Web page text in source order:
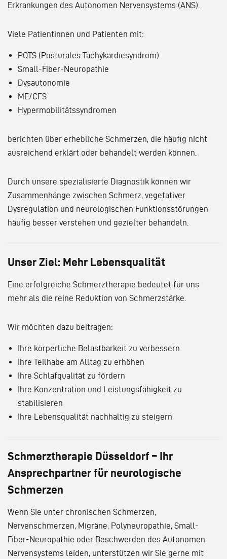
Erkrankungen des Autonomen Nervensystems (ANS).
Viele Patientinnen und Patienten mit:
POTS (Posturales Tachykardiesyndrom)
Small-Fiber-Neuropathie
Dysautonomie
ME/CFS
Hypermobilitätssyndromen
berichten über erhebliche Schmerzen, die häufig nicht
ausreichend erklärt oder behandelt werden können.
Durch unsere spezialisierte Diagnostik können wir
Zusammenhänge zwischen Schmerz, vegetativer
Dysregulation und neurologischen Funktionsstörungen
häufig besser verstehen und gezielter behandeln.
Unser Ziel: Mehr Lebensqualität
Eine erfolgreiche Schmerztherapie bedeutet für uns
mehr als die reine Reduktion von Schmerzstärke.
Wir möchten dazu beitragen:
Ihre körperliche Belastbarkeit zu verbessern
Ihre Teilhabe am Alltag zu erhöhen
Ihre Schlafqualität zu fördern
Ihre Konzentration und Leistungsfähigkeit zu
stabilisieren
Ihre Lebensqualität nachhaltig zu steigern
Schmerztherapie Düsseldorf – Ihr
Ansprechpartner für neurologische
Schmerzen
Wenn Sie unter chronischen Schmerzen,
Nervenschmerzen, Migräne, Polyneuropathie, Small-
Fiber-Neuropathie oder Beschwerden des Autonomen
Nervensystems leiden, unterstützen wir Sie gerne mit